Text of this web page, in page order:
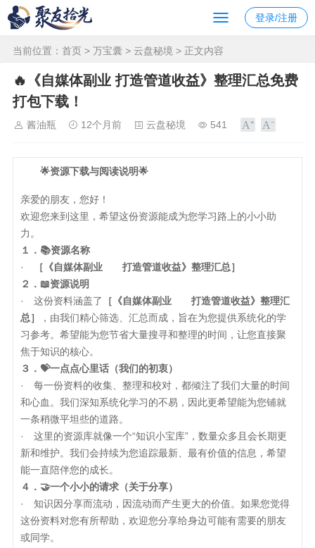
登录/注册
当前位置： 首页 > 万宝囊 > 云盘秘境 > 正文内容
🔥《自媒体副业 打造管道收益》整理汇总免费
打包下载！
酱油瓶 12个月前 云盘秘境 541
🌟资源下载与阅读说明🌟
亲爱的朋友，您好！
欢迎您来到这里，希望这份资源能成为您学习路上的小小助
力。
１．📚资源名称
·
［《自媒体副业 打造管道收益》整理汇总］
２．📖资源说明
· 这份资料涵盖了
［《自媒体副业 打造管道收益》整理汇
总］
，由我们精心筛选、汇总而成，旨在为您提供系统化的学
习参考。希望能为您节省大量搜寻和整理的时间，让您直接聚
焦于知识的核心。
３．💝一点点心里话（我们的初衷）
· 每一份资料的收集、整理和校对，都倾注了我们大量的时间
和心血。我们深知系统化学习的不易，因此更希望能为您铺就
一条稍微平坦些的道路。
· 这里的资源库就像一个“知识小宝库”，数量众多且会长期更
新和维护。我们会持续为您追踪最新、最有价值的信息，希望
能一直陪伴您的成长。
４．🤝一个小小的请求（关于分享）
· 知识因分享而流动，因流动而产生更大的价值。如果您觉得
这份资料对您有所帮助，欢迎您分享给身边可能有需要的朋友
或同学。